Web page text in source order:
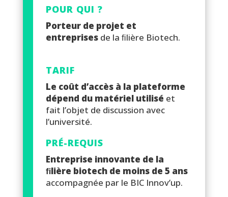
POUR QUI ?
Porteur de projet et
entreprisesde la ﬁlière Biotech.
TARIF
Le coût d’accès à la plateforme
dépend du matériel utilisé et
fait l’objet de discussion avec
l’université.
PRÉ-REQUIS
Entreprise innovante de la
ﬁlière biotech de moins de 5 ans
accompagnée par le BIC Innov’up.